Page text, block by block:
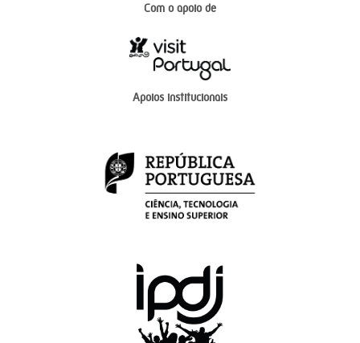
Com o apoio de
Apoios institucionais